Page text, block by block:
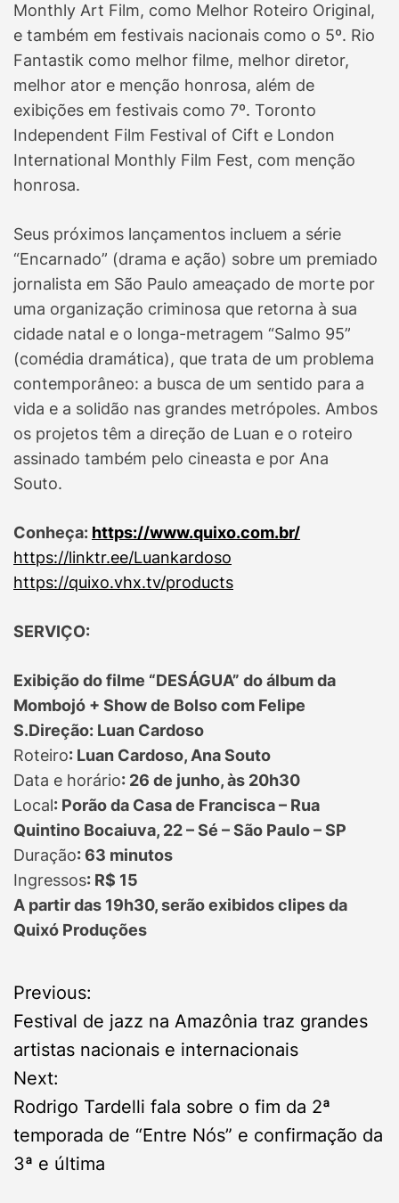
Monthly Art Film, como Melhor Roteiro Original,
e também em festivais nacionais como o 5º. Rio
Fantastik como melhor filme, melhor diretor,
melhor ator e menção honrosa, além de
exibições em festivais como 7º. Toronto
Independent Film Festival of Cift e London
International Monthly Film Fest, com menção
honrosa.
Seus próximos lançamentos incluem a série
“Encarnado” (drama e ação) sobre um premiado
jornalista em São Paulo ameaçado de morte por
uma organização criminosa que retorna à sua
cidade natal e o longa-metragem “Salmo 95”
(comédia dramática), que trata de um problema
contemporâneo: a busca de um sentido para a
vida e a solidão nas grandes metrópoles. Ambos
os projetos têm a direção de Luan e o roteiro
assinado também pelo cineasta e por Ana
Souto.
Conheça: https://www.quixo.com.br/
https://linktr.ee/Luankardoso
https://quixo.vhx.tv/products
SERVIÇO:
Exibição do filme “DESÁGUA” do álbum da
Mombojó + Show de Bolso com Felipe
S.Direção: Luan Cardoso
Roteiro: Luan Cardoso, Ana Souto
Data e horário: 26 de junho, às 20h30
Local: Porão da Casa de Francisca – Rua
Quintino Bocaiuva, 22 – Sé – São Paulo – SP
Duração: 63 minutos
Ingressos: R$ 15
A partir das 19h30, serão exibidos clipes da
Quixó Produções
P
o
s
t
n
Previous:
Festival de jazz na Amazônia traz grandes
artistas nacionais e internacionais
Next:
Rodrigo Tardelli fala sobre o fim da 2ª
temporada de “Entre Nós” e confirmação da
3ª e última